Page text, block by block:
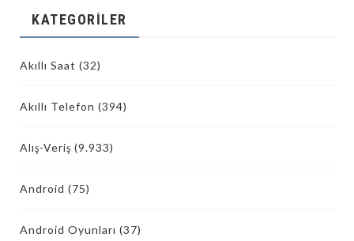
KATEGORILER
Akıllı Saat (32)
Akıllı Telefon (394)
Alış-Veriş (9.933)
Android (75)
Android Oyunları (37)